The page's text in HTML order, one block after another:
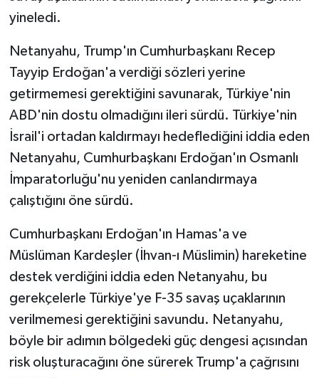
yineledi.
Netanyahu, Trump'ın Cumhurbaşkanı Recep
Tayyip Erdoğan'a verdiği sözleri yerine
getirmemesi gerektiğini savunarak, Türkiye'nin
ABD'nin dostu olmadığını ileri sürdü. Türkiye'nin
İsrail'i ortadan kaldırmayı hedeflediğini iddia eden
Netanyahu, Cumhurbaşkanı Erdoğan'ın Osmanlı
İmparatorluğu'nu yeniden canlandırmaya
çalıştığını öne sürdü.
Cumhurbaşkanı Erdoğan'ın Hamas'a ve
Müslüman Kardeşler (İhvan-ı Müslimin) hareketine
destek verdiğini iddia eden Netanyahu, bu
gerekçelerle Türkiye'ye F-35 savaş uçaklarının
verilmemesi gerektiğini savundu. Netanyahu,
böyle bir adımın bölgedeki güç dengesi açısından
risk oluşturacağını öne sürerek Trump'a çağrısını